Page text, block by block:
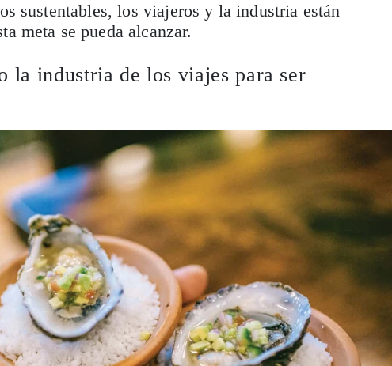
sustentables, los viajeros y la industria están
meta se pueda alcanzar.
la industria de los viajes para ser